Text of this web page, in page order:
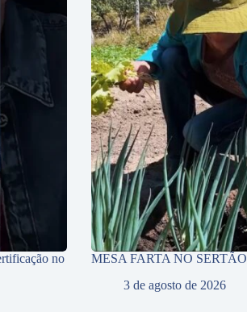
no
MESA FARTA NO SERTÃO
3 de agosto de 2026